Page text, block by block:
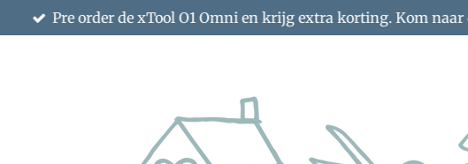
Pre order de xTool O1 Omni en krijg extra korting. Kom